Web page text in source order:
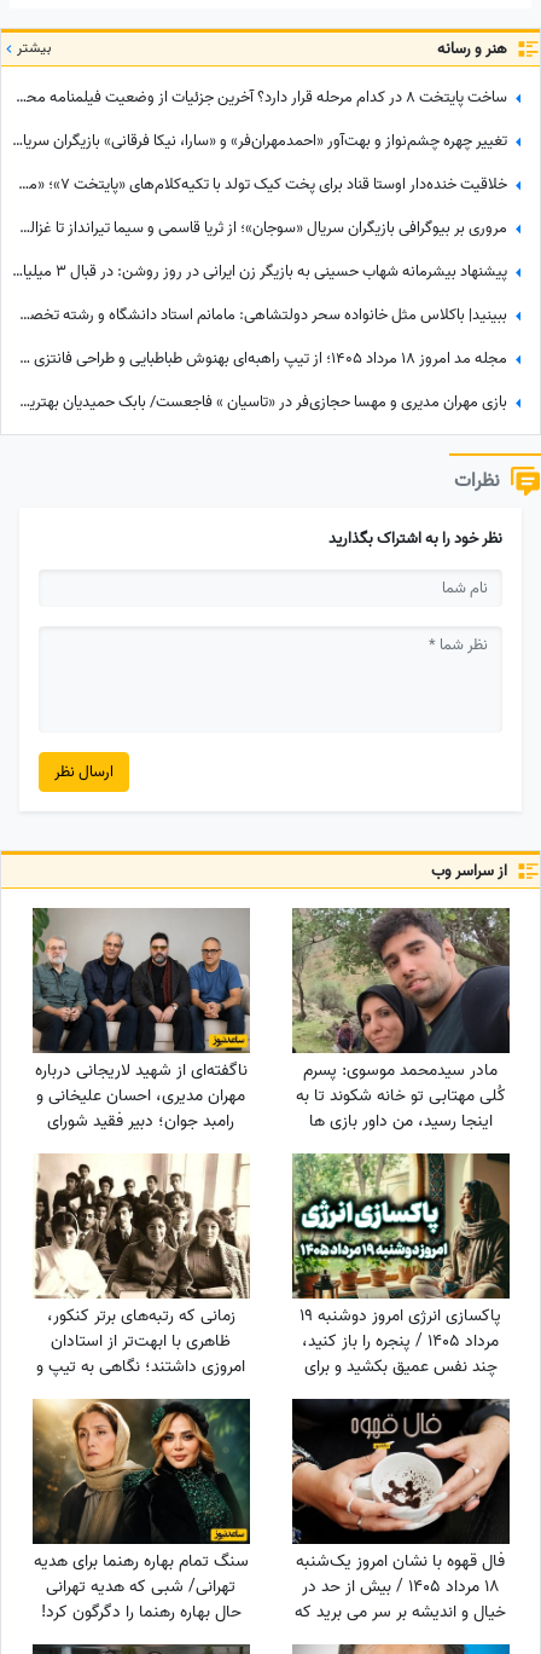
هنر و رسانه بیشتر
ساخت پایتخت 8 در کدام مرحله قرار دارد؟ آخرین جزئیات از وضعیت فیلمنامه محبوب‌ترین سریال ایرانی
تغییر چهره چشم‌نواز و بهت‌آور «احمدمهران‌فر» و «سارا، نیکا فرقانی» بازیگران سریال نوستالژی «پایتخت» در گذر زمان
خلاقیت خنده‌دار اوستا قناد برای پخت کیک تولد با تکیه‌کلام‌های «پایتخت 7»؛ «من یلی بیمه، من جنگی بیمه!» + فیلم
مروری بر بیوگرافی بازیگران سریال «سوجان»؛ از ثریا قاسمی و سیما تیرانداز تا غزاله اکرمی و بهنام تشکر + عکس
پیشنهاد بیشرمانه شهاب حسینی به بازیگر زن ایرانی در روز روشن: در قبال 3 میلیارد تومان زنانگی‌ات را به من بفروش! از همکاری بازیگران مشهور با محکوم فساد اقتصادی تا...
ببینید| باکلاس مثل خانواده سحر دولتشاهی: مامانم استاد دانشگاه و رشته تخصصیش شنا هست منم خودم...
مجله مد امروز 18 مرداد 1405؛ از تیپ راهبه‌ای بهنوش طباطبایی و طراحی فانتزی مانتو نعیمه نظام‌دوست تا استایل عجیب صابر ابر؛ جنجالی‌ترین انتخاب‌های مد این روزهای چهره‌ها
بازی مهران مدیری و مهسا حجازی‌فر در «تاسیان » فاجعست/ بابک حمیدیان بهترین بازیگره و روی خودش خیلی ...
نظرات
نظر خود را به اشتراک بگذارید
ارسال نظر
از سراسر وب
مادر سیدمحمد موسوی: پسرم
کُلی مهتابی تو خانه شکوند تا به
اینجا رسید، من داور بازی ها
بودم، یک تور وسط هال خانه
می‌زدند و...
ناگفته‌ای از شهید لاریجانی درباره
مهران مدیری، احسان علیخانی و
رامبد جوان؛ دبیر فقید شورای
عالی امنیت ملی چه می‌خواست؟
پاکسازی انرژی امروز دوشنبه 19
مرداد 1405 / پنجره را باز کنید،
چند نفس عمیق بکشید و برای
مدتی از صداها و محرک‌های
اضافی فاصله بگیرید
زمانی که رتبه‌های برتر کنکور،
ظاهری با ابهت‌تر از استادان
امروزی داشتند؛ نگاهی به تیپ و
استایل رتبه‌های برتر کنکور سال
1354 + عکس
فال قهوه با نشان امروز یک‌شنبه
18 مرداد 1405 / بیش از حد در
خیال و اندیشه بر سر می برید که
این ...
سنگ تمام بهاره رهنما برای هدیه
تهرانی/ شبی که هدیه تهرانی
حال بهاره رهنما را دگرگون کرد!